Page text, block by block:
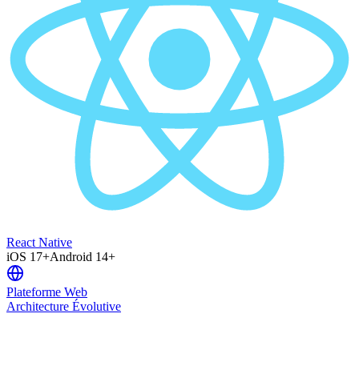
React Native
iOS 17+Android 14+
Plateforme Web
Architecture Évolutive